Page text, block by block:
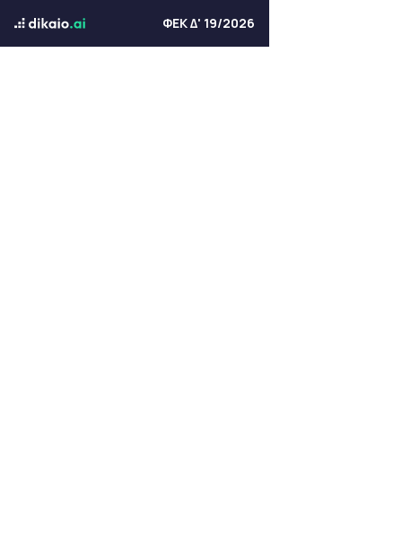
ΦΕΚ Δ' 19/2026